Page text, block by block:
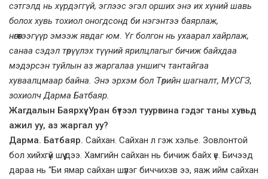
сэтгэлд нь хүрдэггүй, эглээс эгэл орших энэ их хүний шавь
болох хувь тохиол оногдсонд би нэгэнтээ баярлаж,
нөгөөтээгүүр эмээж явдаг юм. Үг болгон нь ухаарал хайрлаж,
санаа сэдэл төрүүлэх түүний ярилцлагыг бичиж байхдаа
мэдэрсэн туйлын аз жаргалаа уншигч тантайгаа
хуваалцмаар байна. Энэ эрхэм бол Төрийн шагналт, МУСГЗ,
зохиолч Дарма Батбаяр.
Жагдалын Баярхүү. Уран бүтээл туурвина гэдэг таны хувьд
ажил уу, аз жаргал уу?
Дарма. Батбаяр. Сайхан. Сайхан л гэж хэлье. Зовлонтой
бол хийхгүй шүү дээ. Хамгийн сайхан нь бичиж байх үе. Бичээд
дараа нь “Би ямар сайхан шүлэг биччихэв ээ, яаж ийм сайхан